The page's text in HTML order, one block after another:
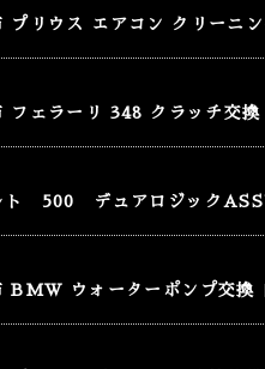
プリウス エアコン クリーニ
フェラーリ 348 クラッチ交換
ト 500 デュアロジック
BMW ウォーターポンプ交換